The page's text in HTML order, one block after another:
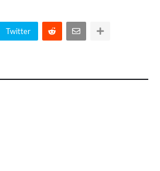
Twitter